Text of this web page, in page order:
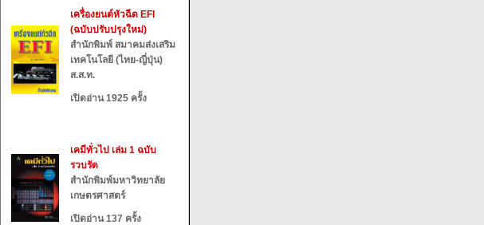
เครื่องยนต์หัวฉีด EFI
(ฉบับปรับปรุงใหม่)
สำนักพิมพ์ สมาคมส่งเสริม
เทคโนโลยี (ไทย-ญี่ปุ่น)
ส.ส.ท.
เปิดอ่าน 1925 ครั้ง
เคมีทั่วไป เล่ม 1 ฉบับ
รวบรัด
สำนักพิมพ์มหาวิทยาลัย
เกษตรศาสตร์
เปิดอ่าน 137 ครั้ง